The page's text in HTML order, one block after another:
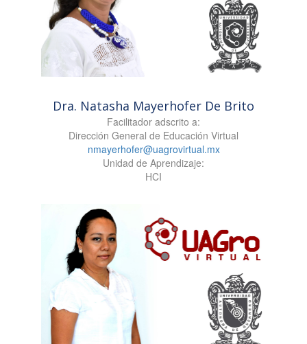
Dra. Natasha Mayerhofer De Brito
Facilitador adscrito a:
Dirección General de Educación Virtual
nmayerhofer@uagrovirtual.mx
Unidad de Aprendizaje:
HCI